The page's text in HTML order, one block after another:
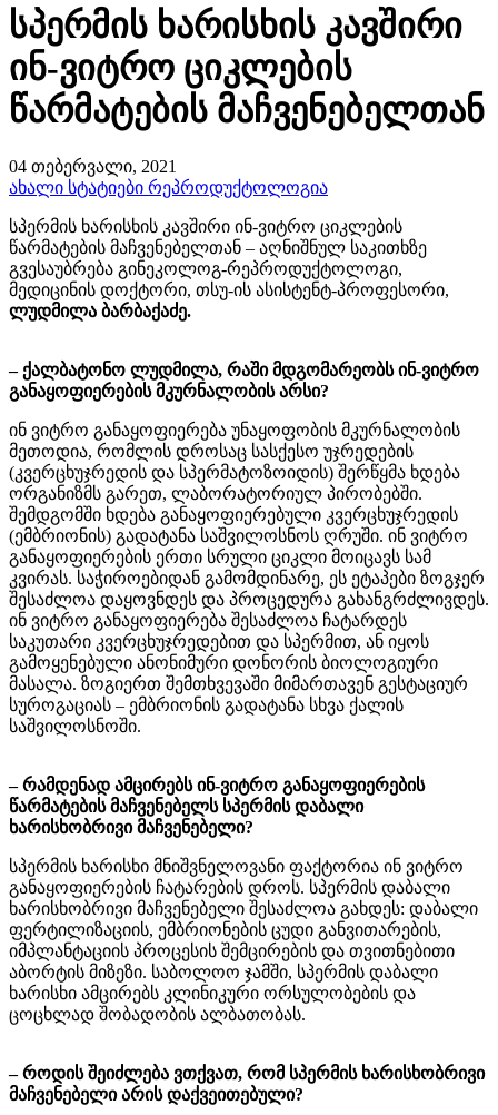
სპერმის ხარისხის კავშირი
ინ-ვიტრო ციკლების
წარმატების მაჩვენებელთან
04 თებერვალი, 2021
ახალი სტატიები რეპროდუქტოლოგია
სპერმის ხარისხის კავშირი ინ-ვიტრო ციკლების
წარმატების მაჩვენებელთან – აღნიშნულ საკითხზე
გვესაუბრება გინეკოლოგ-რეპროდუქტოლოგი,
მედიცინის დოქტორი, თსუ-ის ასისტენტ-პროფესორი,
ლუდმილა ბარბაქაძე.
– ქალბატონო ლუდმილა, რაში მდგომარეობს ინ-ვიტრო
განაყოფიერების მკურნალობის არსი?
ინ ვიტრო განაყოფიერება უნაყოფობის მკურნალობის
მეთოდია, რომლის დროსაც სასქესო უჯრედების
(კვერცხუჯრედის და სპერმატოზოიდის) შერწყმა ხდება
ორგანიზმს გარეთ, ლაბორატორიულ პირობებში.
შემდგომში ხდება განაყოფიერებული კვერცხუჯრედის
(ემბრიონის) გადატანა საშვილოსნოს ღრუში. ინ ვიტრო
განაყოფიერების ერთი სრული ციკლი მოიცავს სამ
კვირას. საჭიროებიდან გამომდინარე, ეს ეტაპები ზოგჯერ
შესაძლოა დაყოვნდეს და პროცედურა გახანგრძლივდეს.
ინ ვიტრო განაყოფიერება შესაძლოა ჩატარდეს
საკუთარი კვერცხუჯრედებით და სპერმით, ან იყოს
გამოყენებული ანონიმური დონორის ბიოლოგიური
მასალა. ზოგიერთ შემთხვევაში მიმართავენ გესტაციურ
სუროგაციას – ემბრიონის გადატანა სხვა ქალის
საშვილოსნოში.
– რამდენად ამცირებს ინ-ვიტრო განაყოფიერების
წარმატების მაჩვენებელს სპერმის დაბალი
ხარისხობრივი მაჩვენებელი?
სპერმის ხარისხი მნიშვნელოვანი ფაქტორია ინ ვიტრო
განაყოფიერების ჩატარების დროს. სპერმის დაბალი
ხარისხობრივი მაჩვენებელი შესაძლოა გახდეს: დაბალი
ფერტილიზაციის, ემბრიონების ცუდი განვითარების,
იმპლანტაციის პროცესის შემცირების და თვითნებითი
აბორტის მიზეზი. საბოლოო ჯამში, სპერმის დაბალი
ხარისხი ამცირებს კლინიკური ორსულობების და
ცოცხლად შობადობის ალბათობას.
– როდის შეიძლება ვთქვათ, რომ სპერმის ხარისხობრივი
მაჩვენებელი არის დაქვეითებული?